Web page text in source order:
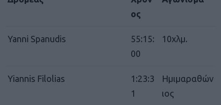
ος
Yanni Spanudis
55:15:
00
10χλμ.
Yiannis Filolias
1:23:3
1
Ημιμαραθών
ιος